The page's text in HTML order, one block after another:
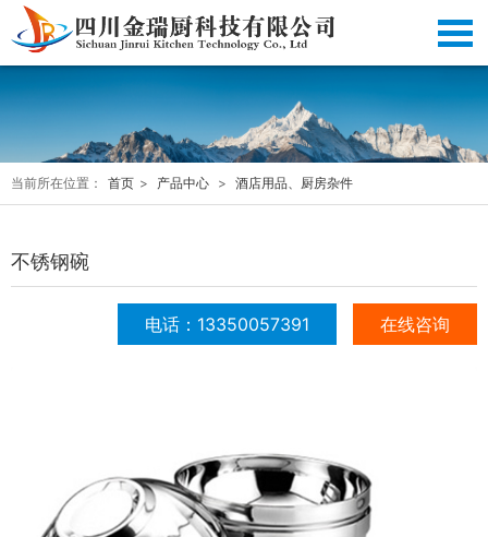
当前所在位置： 首页 > 产品中心 > 酒店用品、厨房杂件
不锈钢碗
在线咨询
电话：13350057391